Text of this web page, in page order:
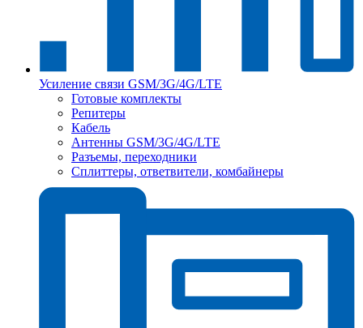
Усиление связи GSM/3G/4G/LTE
Готовые комплекты
Репитеры
Кабель
Антенны GSM/3G/4G/LTE
Разъемы, переходники
Сплиттеры, ответвители, комбайнеры